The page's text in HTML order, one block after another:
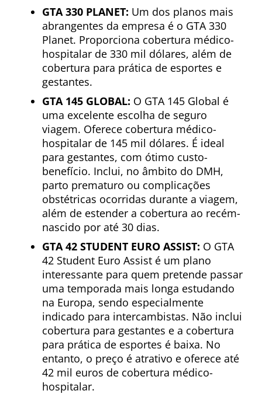
GTA 330 PLANET: Um dos planos mais
abrangentes da empresa é o GTA 330
Planet. Proporciona cobertura médico-
hospitalar de 330 mil dólares, além de
cobertura para prática de esportes e
gestantes.
GTA 145 GLOBAL: O GTA 145 Global é
uma excelente escolha de seguro
viagem. Oferece cobertura médico-
hospitalar de 145 mil dólares. É ideal
para gestantes, com ótimo custo-
benefício. Inclui, no âmbito do DMH,
parto prematuro ou complicações
obstétricas ocorridas durante a viagem,
além de estender a cobertura ao recém-
nascido por até 30 dias.
GTA 42 STUDENT EURO ASSIST: O GTA
42 Student Euro Assist é um plano
interessante para quem pretende passar
uma temporada mais longa estudando
na Europa, sendo especialmente
indicado para intercambistas. Não inclui
cobertura para gestantes e a cobertura
para prática de esportes é baixa. No
entanto, o preço é atrativo e oferece até
42 mil euros de cobertura médico-
hospitalar.